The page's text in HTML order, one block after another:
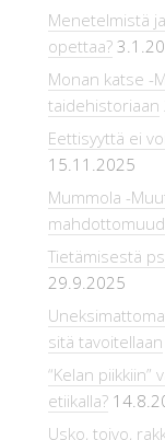
Menetelmistä
opettaa?
Monan katse -
taidehistoriaan
Eettisyyttä ei
15.11.2025
Mummola -
Tietämisestä
29.9.2025
sitä tavoitellaan
“Kelan piikkiin”
etiikalla?
Usko, toivo,